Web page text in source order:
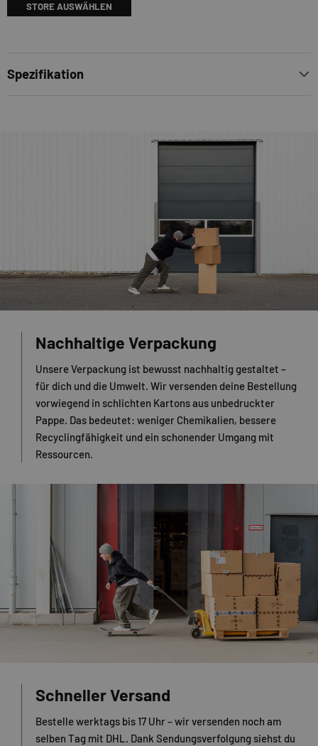
STORE AUSWÄHLEN
Spezifikation
Nachhaltige Verpackung
Unsere Verpackung ist bewusst nachhaltig gestaltet –
für dich und die Umwelt. Wir versenden deine Bestellung
vorwiegend in schlichten Kartons aus unbedruckter
Pappe. Das bedeutet: weniger Chemikalien, bessere
Recyclingfähigkeit und ein schonender Umgang mit
Ressourcen.
Schneller Versand
Bestelle werktags bis 17 Uhr – wir versenden noch am
selben Tag mit DHL. Dank Sendungsverfolgung siehst du